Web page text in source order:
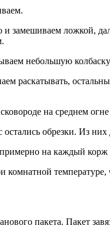
замешиваем ложкой,
небольшую
раскатывать,
на среднем
обрезки. Из
на каждый корж
комнатной
пакета. Пакет